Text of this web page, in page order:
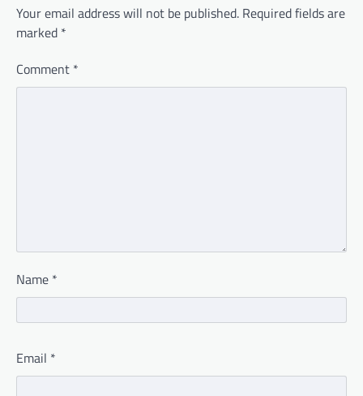
Your email address will not be published. Required fields are
marked *
Comment *
Name *
Email *